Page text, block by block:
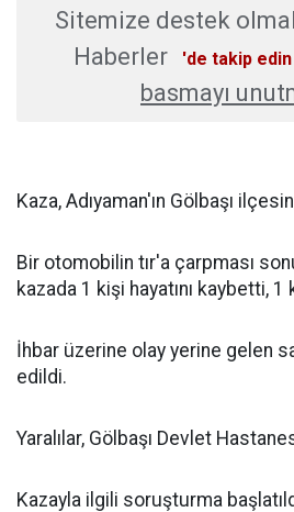
Sitemize destek
Haberler
'de takip edin
basmayı
Kaza, Adıyaman'ın Gölbaşı
Bir otomobilin tır'a çarpması
kazada 1 kişi hayatını kaybetti, 1
İhbar üzerine olay yerine gelen
edildi.
Yaralılar, Gölbaşı Devlet
Kazayla ilgili soruşturma